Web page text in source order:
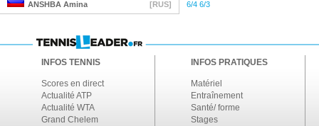
ANSHBA Amina [RUS] 6/4 6/3
INFOS TENNIS
Scores en direct
Actualité ATP
Actualité WTA
Grand Chelem
INFOS PRATIQUES
Matériel
Entraînement
Santé/ forme
Stages